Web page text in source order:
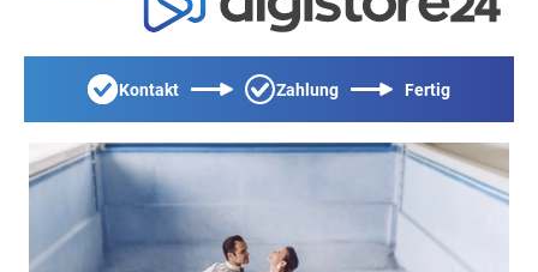
Kontakt Zahlung Fertig